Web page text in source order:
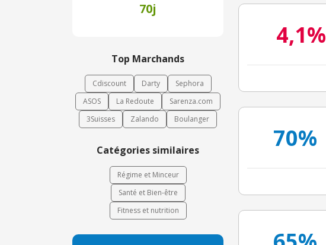
70j
Top Marchands
Cdiscount Darty
Sephora
ASOS
La Redoute
Sarenza.com
3Suisses
Zalando Boulanger
Catégories similaires
Régime et Minceur
Santé et Bien-être
Fitness et nutrition
4,1%
70%